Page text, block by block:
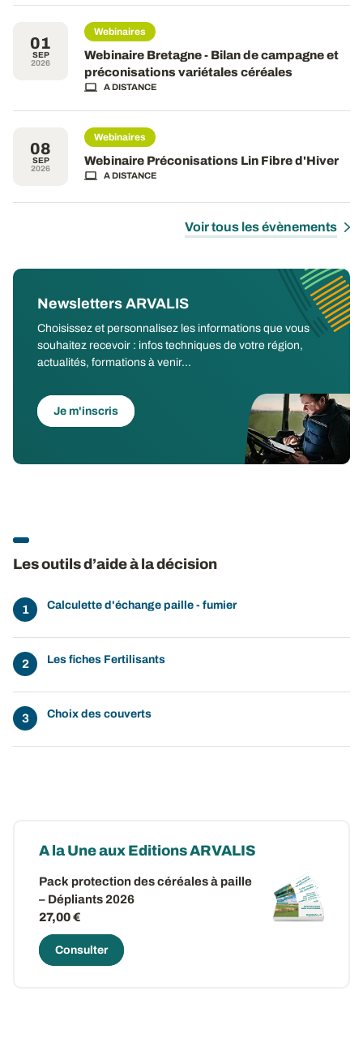
01
SEP
2026
Webinaires
Webinaire Bretagne - Bilan de campagne et
préconisations variétales céréales
A DISTANCE
08
SEP
2026
Webinaires
Webinaire Préconisations Lin Fibre d'Hiver
A DISTANCE
Voir tous les évènements
Newsletters ARVALIS
Choisissez et personnalisez les informations que vous
souhaitez recevoir : infos techniques de votre région,
actualités, formations à venir...
Je m'inscris
Les outils d’aide à la décision
Calculette d'échange paille - fumier
Les fiches Fertilisants
Choix des couverts
A la Une aux Editions ARVALIS
Pack protection des céréales à paille
– Dépliants 2026
27,00 €
Consulter